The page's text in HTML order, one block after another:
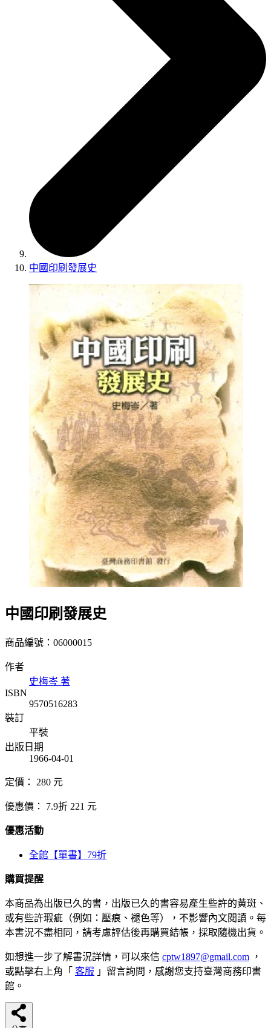
中國印刷發展史
中國印刷發展史
商品編號：06000015
作者
史梅岑 著
ISBN
9570516283
裝訂
平裝
出版日期
1966-04-01
定價： 280 元
優惠價： 7.9折 221 元
優惠活動
全館【單書】79折
購買提醒
本商品為出版已久的書，出版已久的書容易產生些許的黃斑、
或有些許瑕疵（例如：壓痕、褪色等），不影響內文閱讀。每
本書況不盡相同，請考慮評估後再購買結帳，採取隨機出貨。
如想進一步了解書況詳情，可以來信 cptw1897@gmail.com ，
或點擊右上角「 客服 」留言詢問，感謝您支持臺灣商務印書
館。